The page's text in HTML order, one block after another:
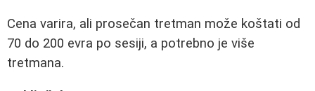
Cena varira, ali prosečan tretman može koštati od
70 do 200 evra po sesiji, a potrebno je više
tretmana.